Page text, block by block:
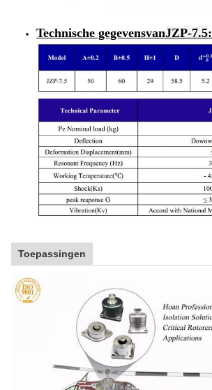
Technische gegevensvanJZP-7.5:
Toepassingen